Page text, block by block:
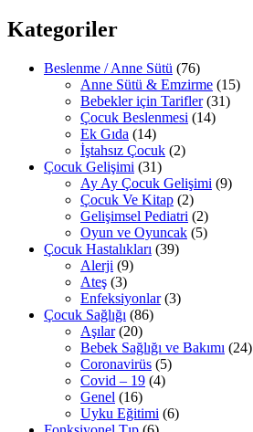
Kategoriler
Beslenme / Anne Sütü (76)
Anne Sütü & Emzirme (15)
Bebekler için Tarifler(31)
Çocuk Beslenmesi (14)
Ek Gıda (14)
İştahsız Çocuk (2)
Çocuk Gelişimi (31)
Ay Ay Çocuk Gelişimi (9)
Çocuk Ve Kitap (2)
Gelişimsel Pediatri (2)
Oyun ve Oyuncak (5)
Çocuk Hastalıkları (39)
Alerji (9)
Ateş (3)
Enfeksiyonlar(3)
Çocuk Sağlığı (86)
Aşılar(20)
Bebek Sağlığı ve Bakımı (24)
Coronavirüs (5)
Covid – 19 (4)
Genel (16)
Uyku Eğitimi (6)